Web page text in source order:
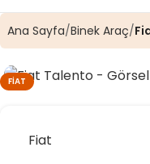
Ana Sayfa Binek Araç
FIAT
Fiat